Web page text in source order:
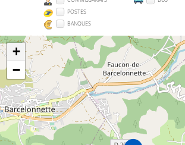
POSTES
BANQUES
+
−